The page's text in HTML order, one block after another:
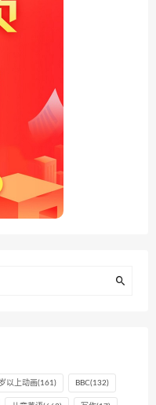
以上动画(161) BBC(132)